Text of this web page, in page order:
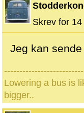
Skrev for
Jeg kan
Lowering a bus is
bigger..